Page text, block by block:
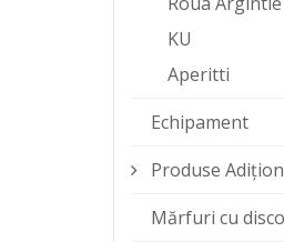
KU
Aperitti
Echipament
Produse
Mărfuri cu